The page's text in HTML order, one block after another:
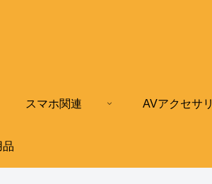
スマホ関連 AVアクセサリ
品